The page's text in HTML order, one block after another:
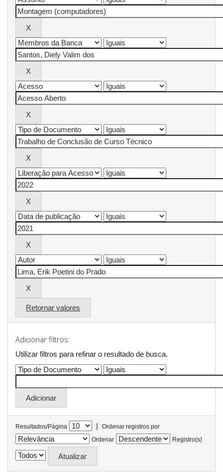
Retornar valores
Adicionar filtros:
Utilizar filtros para refinar o resultado de busca.
Resultados/Página |
Ordenar registros por
Ordenar
Registro(s)